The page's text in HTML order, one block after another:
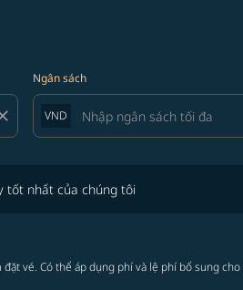
Ngân sách
VND
tốt nhất của chúng tôi
vé. Có thể áp dụng phí và lệ phí bổ sung